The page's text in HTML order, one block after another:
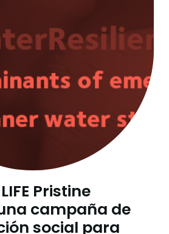
Pristine
campaña de
social para